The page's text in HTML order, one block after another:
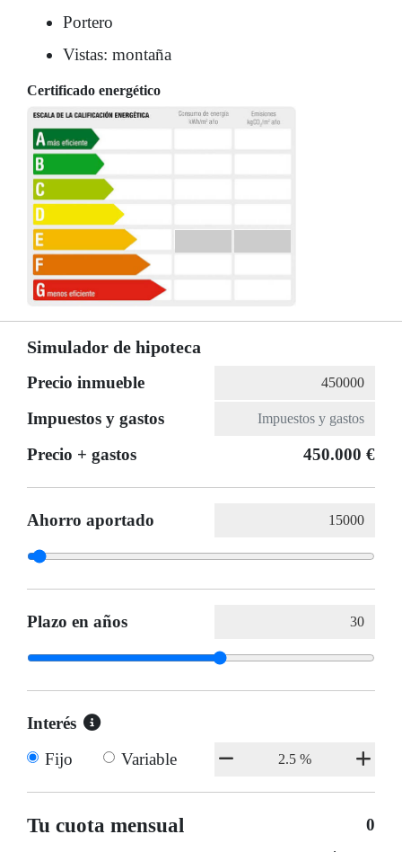
Portero
Vistas: montaña
Certificado energético
Simulador de hipoteca
Precio inmueble
Impuestos y gastos
Precio + gastos
450.000 €
Ahorro aportado
Plazo en años
Interés
Fijo
Variable
Tu cuota mensual 0